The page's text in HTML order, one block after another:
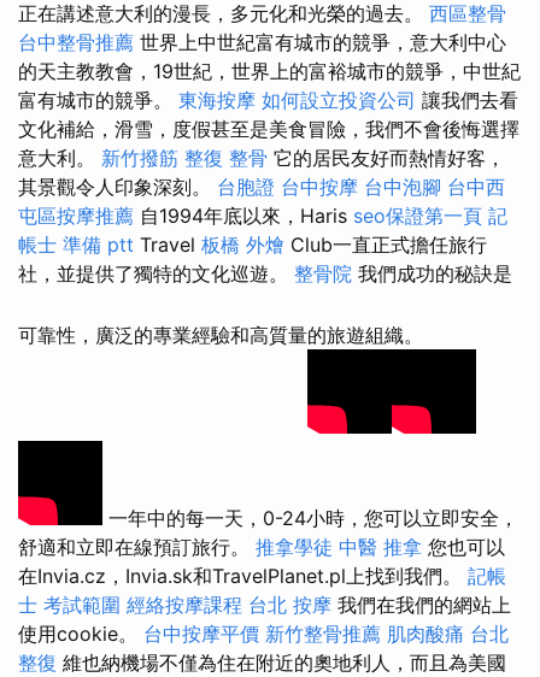
正在講述意大利的漫長，多元化和光榮的過去。 西區整骨
台中整骨推薦 世界上中世紀富有城市的競爭，意大利中心
的天主教教會，19世紀，世界上的富裕城市的競爭，中世紀
富有城市的競爭。 東海按摩 如何設立投資公司 讓我們去看
文化補給，滑雪，度假甚至是美食冒險，我們不會後悔選擇
意大利。 新竹撥筋 整復 整骨 它的居民友好而熱情好客，
其景觀令人印象深刻。 台胞證 台中按摩 台中泡腳 台中西
屯區按摩推薦 自1994年底以來，Haris seo保證第一頁 記
帳士 準備 ptt Travel 板橋 外燴 Club一直正式擔任旅行
社，並提供了獨特的文化巡遊。 整骨院 我們成功的秘訣是
可靠性，廣泛的專業經驗和高質量的旅遊組織。
一年中的每一天，0-24小時，您可以立即安全，
舒適和立即在線預訂旅行。 推拿學徒 中醫 推拿 您也可以
在Invia.cz，Invia.sk和TravelPlanet.pl上找到我們。 記帳
士 考試範圍 經絡按摩課程 台北 按摩 我們在我們的網站上
使用cookie。 台中按摩平價 新竹整骨推薦 肌肉酸痛 台北
整復 維也納機場不僅為住在附近的奧地利人，而且為美國